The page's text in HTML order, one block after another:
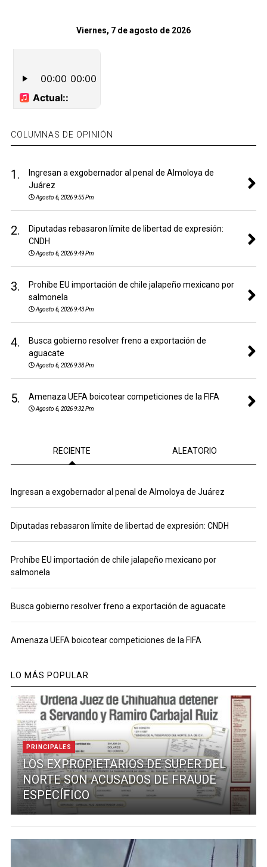
Viernes, 7 de agosto de 2026
COLUMNAS DE OPINIÓN
1.
Ingresan a exgobernador al penal de Almoloya de
Juárez
Agosto 6, 2026 9:55 Pm
2.
Diputadas rebasaron límite de libertad de expresión:
CNDH
Agosto 6, 2026 9:49 Pm
3.
Prohíbe EU importación de chile jalapeño mexicano por
salmonela
Agosto 6, 2026 9:43 Pm
4.
Busca gobierno resolver freno a exportación de
aguacate
Agosto 6, 2026 9:38 Pm
5. Amenaza UEFA boicotear competiciones de la FIFA
Agosto 6, 2026 9:32 Pm
RECIENTE ALEATORIO
Ingresan a exgobernador al penal de Almoloya de Juárez
Diputadas rebasaron límite de libertad de expresión: CNDH
Prohíbe EU importación de chile jalapeño mexicano por
salmonela
Busca gobierno resolver freno a exportación de aguacate
Amenaza UEFA boicotear competiciones de la FIFA
LO MÁS POPULAR
PRINCIPALES
LOS EXPROPIETARIOS DE SUPER DEL
NORTE SON ACUSADOS DE FRAUDE
ESPECÍFICO